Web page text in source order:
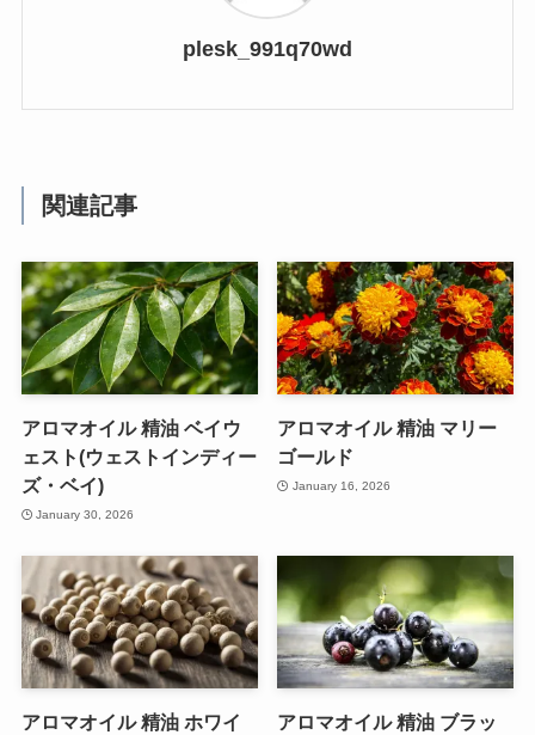
plesk_991q70wd
関連記事
アロマオイル 精油 ベイウ
ェスト(ウェストインディー
ズ・ベイ)
January 30, 2026
アロマオイル 精油 マリー
ゴールド
January 16, 2026
アロマオイル 精油 ホワイ
アロマオイル 精油 ブラッ